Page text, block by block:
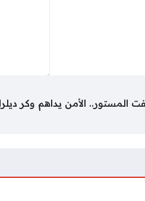
المستور.. الأمن يداهم وكر